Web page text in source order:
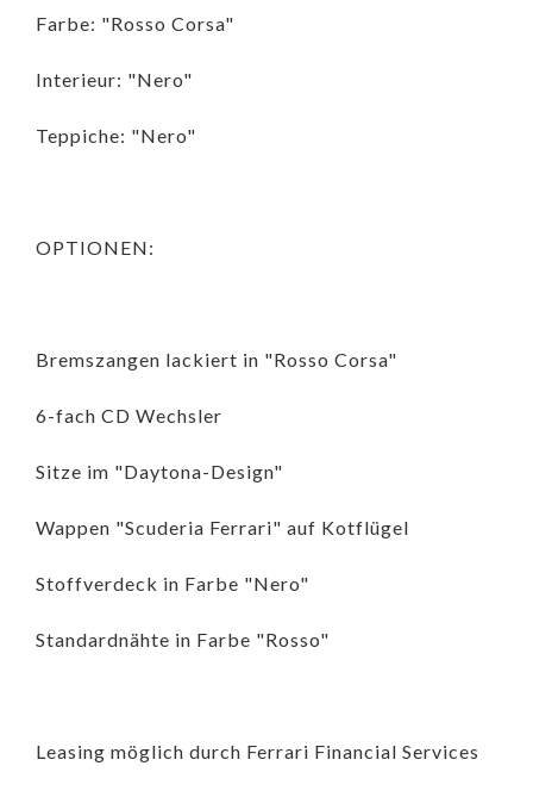
Farbe: "Rosso Corsa"
Interieur: "Nero"
Teppiche: "Nero"
OPTIONEN:
Bremszangen lackiert in "Rosso Corsa"
6-fach CD Wechsler
Sitze im "Daytona-Design"
Wappen "Scuderia Ferrari" auf Kotflügel
Stoffverdeck in Farbe "Nero"
Standardnähte in Farbe "Rosso"
Leasing möglich durch Ferrari Financial Services